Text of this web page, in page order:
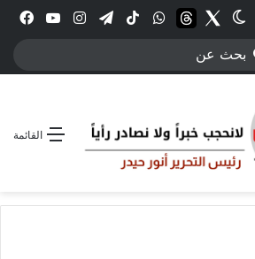
انستقرامتيلقرام‫TikTokواتسابthreadsTwitter
الوضع المظلم
بحث
القائمة